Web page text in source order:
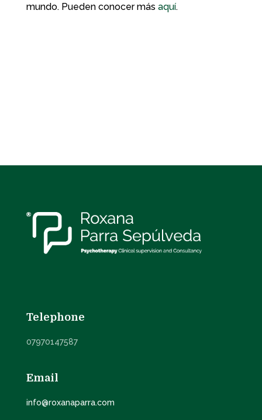
mundo. Pueden conocer más aquí.
Telephone
07970147587
Email
info@roxanaparra.com